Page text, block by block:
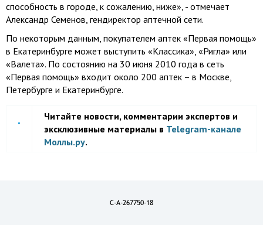
способность в городе, к сожалению, ниже», - отмечает
Александр Семенов, гендиректор аптечной сети.
По некоторым данным, покупателем аптек «Первая помощь»
в Екатеринбурге может выступить «Классика», «Ригла» или
«Валета». По состоянию на 30 июня 2010 года в сеть
«Первая помощь» входит около 200 аптек – в Москве,
Петербурге и Екатеринбурге.
Читайте новости, комментарии экспертов и
эксклюзивные материалы в Telegram-канале
Моллы.ру.
C-A-267750-18